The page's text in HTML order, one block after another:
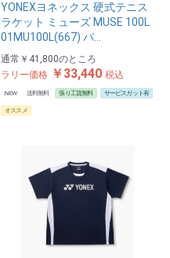
YONEXヨネックス 硬式テニス
ラケット ミューズ MUSE 100L
01MU100L(667) パ…
通常 ￥41,800のところ
ラリー価格 ￥33,440 税込
NEW 送料無料 張り工賃無料 サービスガット有
オススメ